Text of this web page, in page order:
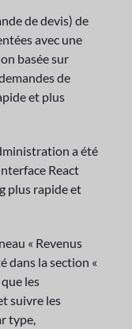
de devis) de
avec une
basée sur
de
et plus
a été
React
plus rapide et
« Revenus
dans la section «
les
suivre les
type,